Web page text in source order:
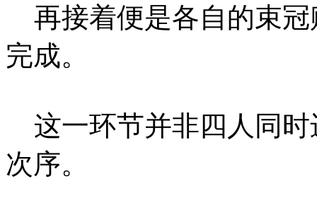
再接着便是各自的束冠
完成。
这一环节并非四人同时
次序。